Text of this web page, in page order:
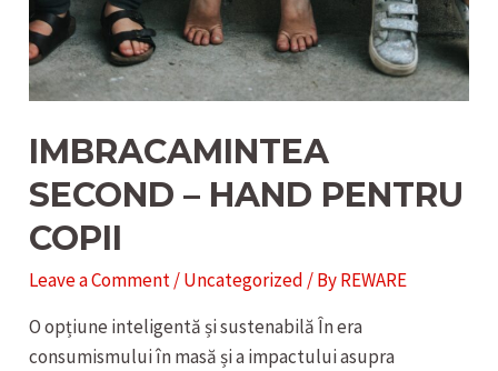
IMBRACAMINTEA
SECOND – HAND PENTRU
COPII
Leave a Comment/Uncategorized / ByREWARE
O opțiune inteligentă și sustenabilă În era
consumismului în masă și a impactului asupra